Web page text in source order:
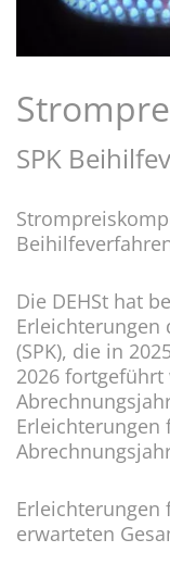
SPK
Die DEHSt hat
Erleichterungen
(SPK), die in
2026
erwarteten